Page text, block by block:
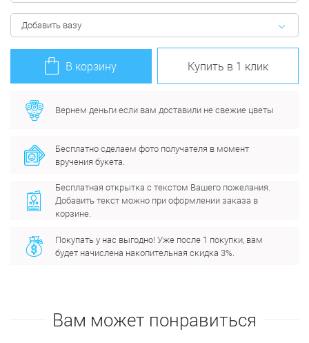
Добавить вазу
В корзину Купить в 1 клик
Вернем деньги если вам доставили не свежие цветы
Бесплатно сделаем фото получателя в момент
вручения букета.
Бесплатная открытка с текстом Вашего пожелания.
Добавить текст можно при оформлении заказа в
корзине.
Покупать у нас выгодно! Уже после 1 покупки, вам
будет начислена накопительная скидка 3%.
Вам может понравиться